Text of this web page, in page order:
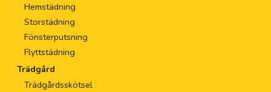
Hemstädning
Storstädning
Fönsterputsning
Flyttstädning
Trädgård
Trädgårdsskötsel